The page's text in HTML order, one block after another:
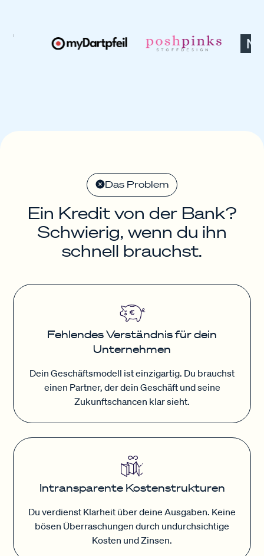
Das Problem
Ein Kredit von der Bank?
Schwierig, wenn du ihn
schnell brauchst.
Fehlendes Verständnis für dein
Unternehmen
Dein Geschäftsmodell ist einzigartig. Du brauchst
einen Partner, der dein Geschäft und seine
Zukunftschancen klar sieht.
Intransparente Kostenstrukturen
Du verdienst Klarheit über deine Ausgaben. Keine
bösen Überraschungen durch undurchsichtige
Kosten und Zinsen.